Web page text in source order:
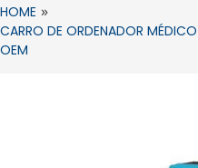
HOME »
CARRO DE ORDENADOR
OEM